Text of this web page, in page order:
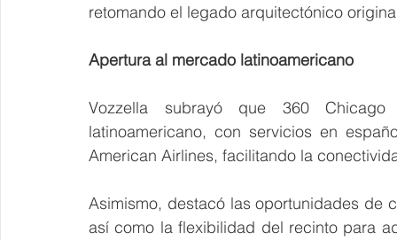
retomando el legado arquitectónico
Apertura al mercado latinoamericano
Vozzella subrayó que 360
latinoamericano, con servicios en
American Airlines, facilitando la
Asimismo, destacó las oportunidades de
así como la flexibilidad del recinto para